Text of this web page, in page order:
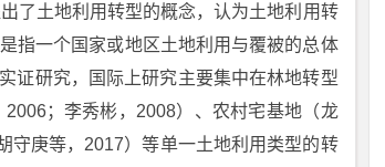
了土地利用转型的概念，认为土地利用转
指一个国家或地区土地利用与覆被的总体
证研究，国际上研究主要集中在林地转型
；李秀彬，2008）、农村宅基地（龙
守庚等，2017）等单一土地利用类型的转